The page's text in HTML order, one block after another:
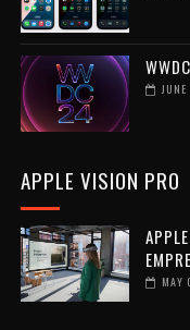
APPLE VISION PRO
MAY